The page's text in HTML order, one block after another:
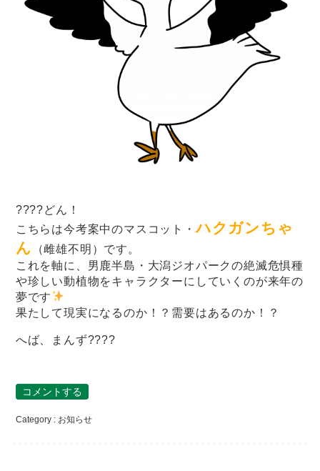
????どん！
こちらは今考案中のマスコット・ハクガンちゃ
ん （雌雄不明）です。
これを軸に、男鹿半島・大潟ジオパークの絶滅危惧種
や珍しい動植物をキャラクターにしていくのが来年の
夢です
果たして現実になるのか！？需要はあるのか！？
へば、まんず????
コメントする
Category : お知らせ